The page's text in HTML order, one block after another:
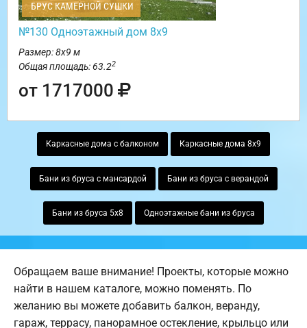
БРУС КАМЕРНОЙ СУШКИ
№130 Одноэтажный дом 8х9
Размер: 8х9 м
Общая площадь: 63.22
от 1717000
Каркасные дома с балконом Каркасные дома 8х9
Бани из бруса с мансардой Бани из бруса с верандой
Бани из бруса 5х8 Одноэтажные бани из бруса
Обращаем ваше внимание! Проекты, которые можно
найти в нашем каталоге, можно поменять. По
желанию вы можете добавить балкон, веранду,
гараж, террасу, панорамное остекление, крыльцо или